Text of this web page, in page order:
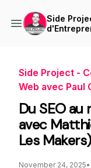
Side
Side Project -
Web avec Paul
Du SEO
avec
Les Makers)
November 24, 2025•